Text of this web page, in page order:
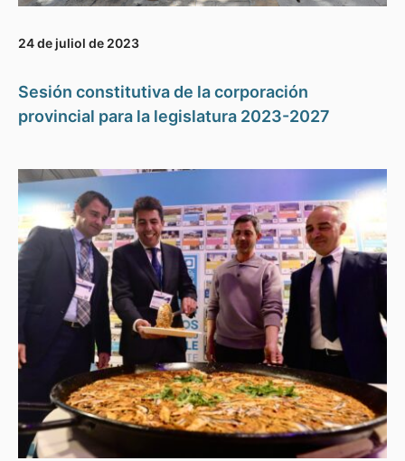
24 de juliol de 2023
Sesión constitutiva de la corporación
provincial para la legislatura 2023-2027